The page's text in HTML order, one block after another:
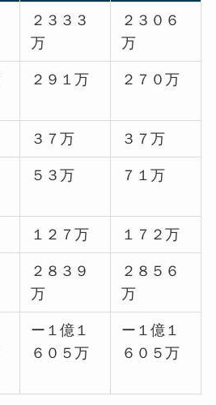
２３３３
万
２３０６
万
２９１万 ２７０万
３７万 ３７万
５３万 ７１万
１２７万 １７２万
２８３９
万
２８５６
万
ー１億１
６０５万
ー１億１
６０５万